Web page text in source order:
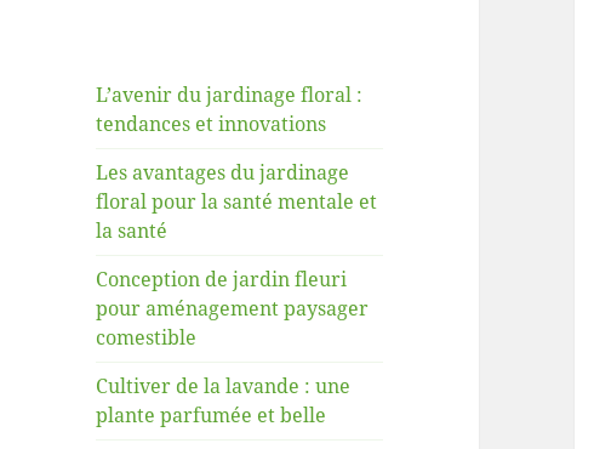
L’avenir du jardinage floral :
tendances et innovations
Les avantages du jardinage
floral pour la santé mentale et
la santé
Conception de jardin fleuri
pour aménagement paysager
comestible
Cultiver de la lavande : une
plante parfumée et belle